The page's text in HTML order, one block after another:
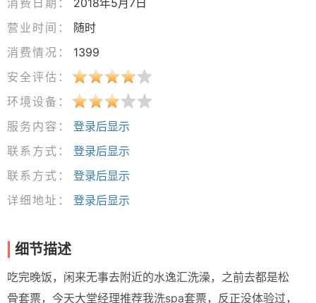
消费日期：
2018年5月7日
营业时间：
随时
消费情况：
1399
安全评估：
环境设备：
服务内容：
登录后显示
联系方式：
登录后显示
联系方式：
登录后显示
详细地址：
登录后显示
细节描述
吃完晚饭，闲来无事去附近的水逸汇洗澡，之前去都是松
骨套票，今天大堂经理推荐我洗spa套票，反正没体验过，